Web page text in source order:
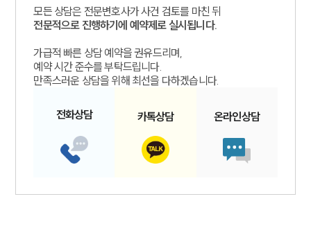
모든 상담은 전문변호사가 사건 검토를 마친 뒤
전문적으로 진행하기에 예약제로 실시됩니다.
가급적 빠른 상담 예약을 권유드리며,
예약 시간 준수를 부탁드립니다.
만족스러운 상담을 위해 최선을 다하겠습니다.
전화상담 카톡상담 온라인상담